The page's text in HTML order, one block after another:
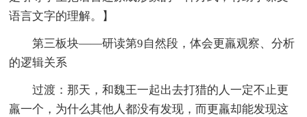
语言文字的理解。】
第三板块——研读第9自然段，体会更羸观察、分析
的逻辑关系
过渡：那天，和魏王一起出去打猎的人一定不止更
羸一个，为什么其他人都没有发现，而更羸却能发现这